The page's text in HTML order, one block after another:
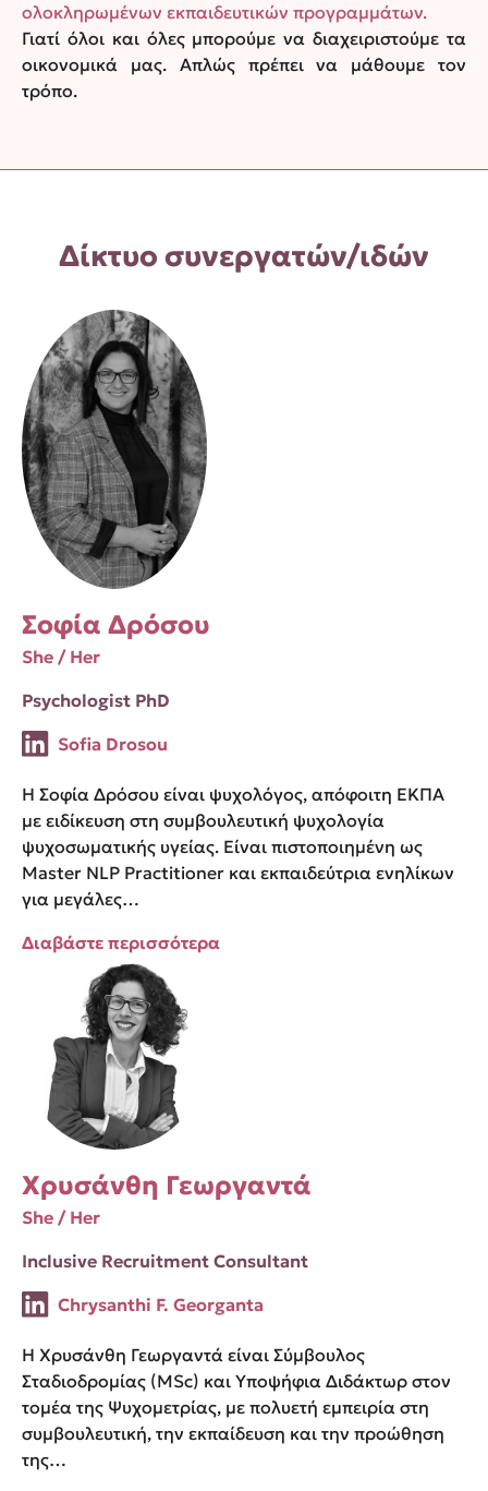
ολοκληρωμένων εκπαιδευτικών προγραμμάτων.
Γιατί όλοι και όλες μπορούμε να διαχειριστούμε τα
οικονομικά μας. Απλώς πρέπει να μάθουμε τον
τρόπο.
Δίκτυο συνεργατών/ιδών
Σοφία Δρόσου
She / Her
Psychologist PhD
Sofia Drosou
Η Σοφία Δρόσου είναι ψυχολόγος, απόφοιτη ΕΚΠΑ
με ειδίκευση στη συμβουλευτική ψυχολογία
ψυχοσωματικής υγείας. Είναι πιστοποιημένη ως
Master NLP Practitioner και εκπαιδεύτρια ενηλίκων
για μεγάλες…
Διαβάστε περισσότερα
Χρυσάνθη Γεωργαντά
She / Her
Inclusive Recruitment Consultant
Chrysanthi F. Georganta
Η Χρυσάνθη Γεωργαντά είναι Σύμβουλος
Σταδιοδρομίας (MSc) και Υποψήφια Διδάκτωρ στον
τομέα της Ψυχομετρίας, με πολυετή εμπειρία στη
συμβουλευτική, την εκπαίδευση και την προώθηση
της…